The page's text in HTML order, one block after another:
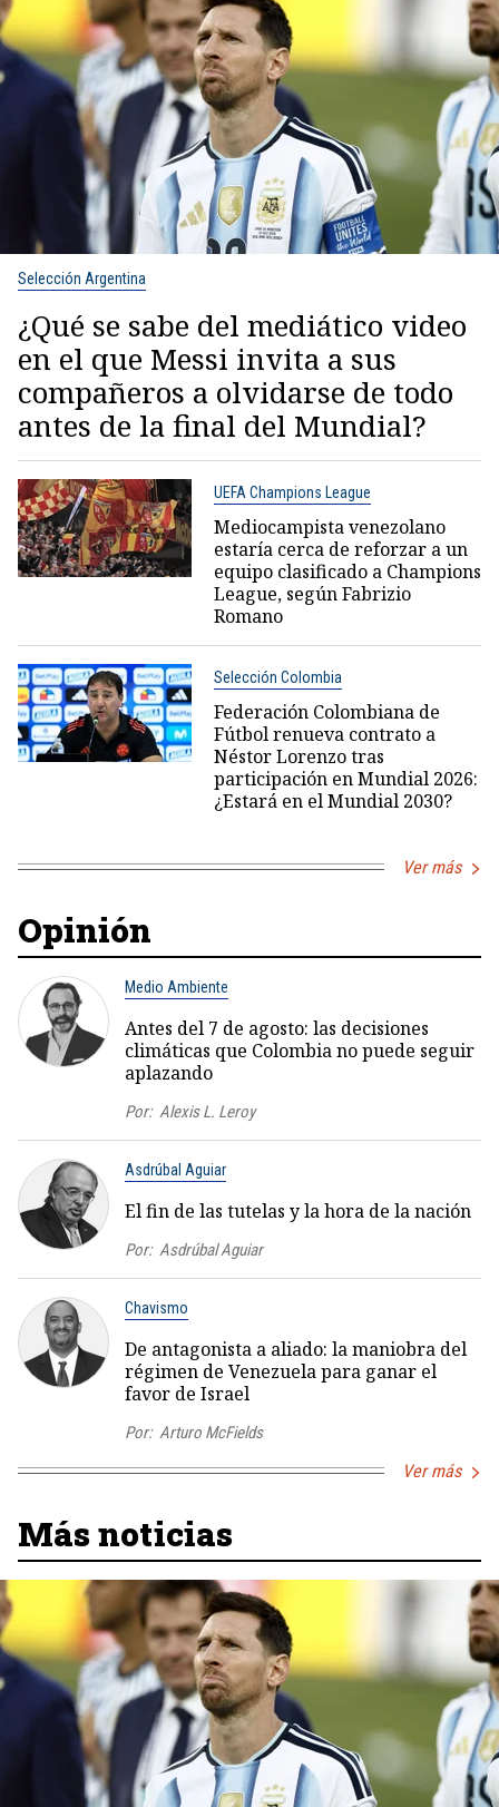
Selección Argentina
¿Qué se sabe del mediático video
en el que Messi invita a sus
compañeros a olvidarse de todo
antes de la final del Mundial?
UEFA Champions League
Mediocampista venezolano
estaría cerca de reforzar a un
equipo clasificado a Champions
League, según Fabrizio
Romano
Selección Colombia
Federación Colombiana de
Fútbol renueva contrato a
Néstor Lorenzo tras
participación en Mundial 2026:
¿Estará en el Mundial 2030?
Ver más
Opinión
Medio Ambiente
Antes del 7 de agosto: las decisiones
climáticas que Colombia no puede seguir
aplazando
Por: Alexis L. Leroy
Asdrúbal Aguiar
El fin de las tutelas y la hora de la nación
Por: Asdrúbal Aguiar
Chavismo
De antagonista a aliado: la maniobra del
régimen de Venezuela para ganar el
favor de Israel
Por: Arturo McFields
Ver más
Más noticias